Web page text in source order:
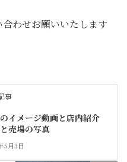
わせお願いいたします
事
イメージ動画と店内紹介
売場の写真
5月3日